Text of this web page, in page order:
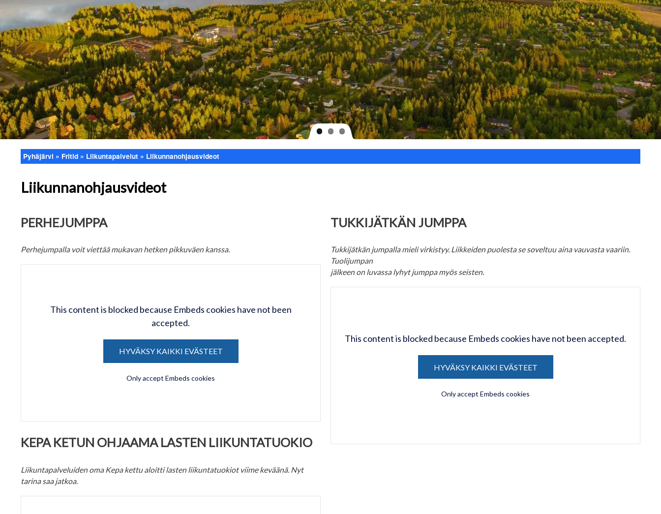
Länkstig
Pyhäjärvi Fritid Liikuntapalvelut Liikunnanohjausvideot
Liikunnanohjausvideot
PERHEJUMPPA
Perhejumpalla voit viettää mukavan hetken pikkuväen kanssa.
This content is blocked because Embeds cookies have not been
accepted.
HYVÄKSY KAIKKI EVÄSTEET
Only accept Embeds cookies
KEPA KETUN OHJAAMA LASTEN LIIKUNTATUOKIO
Liikuntapalveluiden oma Kepa kettu aloitti lasten liikuntatuokiot viime keväänä. Nyt
tarina saa jatkoa.
TUKKIJÄTKÄN JUMPPA
Tukkijätkän jumpalla mieli virkistyy. Liikkeiden puolesta se soveltuu aina vauvasta vaariin.
Tuolijumpan
jälkeen on luvassa lyhyt jumppa myös seisten.
This content is blocked because Embeds cookies have not been accepted.
HYVÄKSY KAIKKI EVÄSTEET
Only accept Embeds cookies